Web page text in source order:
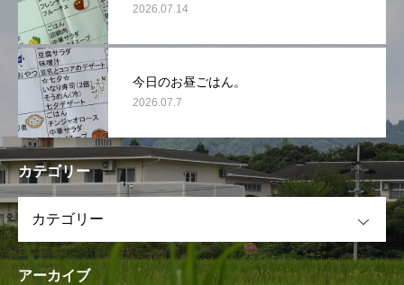
2026.07.14
今日のお昼ごはん。
2026.07.7
カテゴリー
アーカイブ